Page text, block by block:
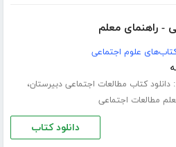
- راهنمای معلم
علوم اجتماعی
دانلود کتاب مطالعات اجتماعی دبیرستان،
مطالعات اجتماعی
دانلود کتاب